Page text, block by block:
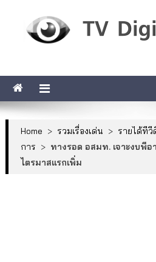
Home > รวมเรื่องเด่น > รายได้ทีวี
การ > ทางรอด อสมท. เจาะงบพีอ
ไตรมาสแรกเพิ่ม